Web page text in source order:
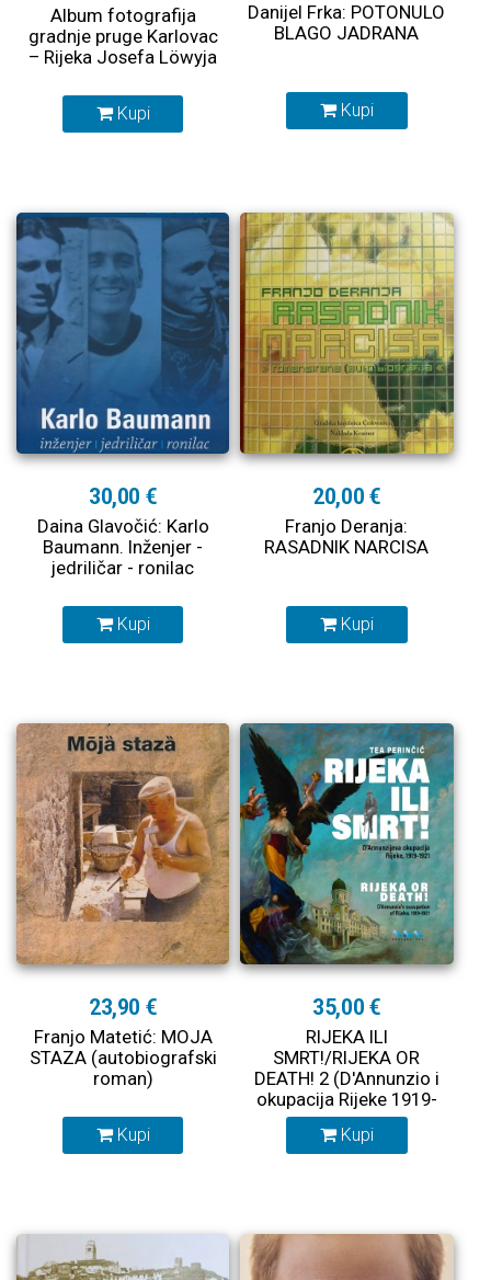
Album fotografija
gradnje pruge Karlovac
– Rijeka Josefa Löwyja
Kupi
Danijel Frka: POTONULO
BLAGO JADRANA
Kupi
30,00 €
Daina Glavočić: Karlo
Baumann. Inženjer -
jedriličar - ronilac
Kupi
20,00 €
Franjo Deranja:
RASADNIK NARCISA
Kupi
23,90 €
Franjo Matetić: MOJA
STAZA (autobiografski
roman)
Kupi
35,00 €
RIJEKA ILI
SMRT!/RIJEKA OR
DEATH! 2 (D'Annunzio i
okupacija Rijeke 1919-
1921)
Kupi